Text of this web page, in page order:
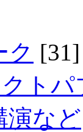
ク [31]
ト
演など